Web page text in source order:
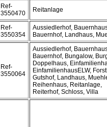
Ref-
3550470
Reitanlage
Ref-
3550354
Aussiedlerhof,
Bauernhof, Landhaus,
Ref-
3550064
Aussiedlerhof,
Bauernhof, Bungalow,
Doppelhaus,
EinfamilienhausELW,
Gutshof, Landhaus,
Reihenhaus, Reitanlage,
Reiterhof, Schloss, Villa